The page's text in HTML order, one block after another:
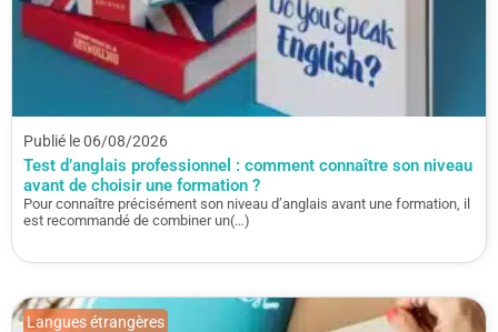
Publié le 06/08/2026
Test d’anglais professionnel : comment connaître son niveau
avant de choisir une formation ?
Pour connaître précisément son niveau d’anglais avant une formation, il
est recommandé de combiner un(…)
Langues étrangères